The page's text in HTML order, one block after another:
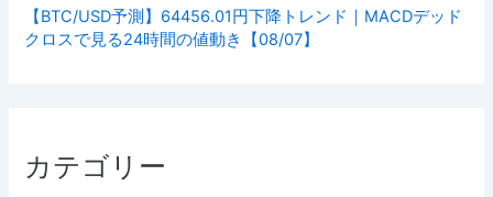
【BTC/USD予測】64456.01円下降トレンド｜MACDデッド
クロスで見る24時間の値動き【08/07】
カテゴリー